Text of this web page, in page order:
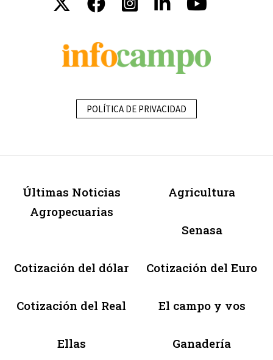
POLÍTICA DE PRIVACIDAD
Últimas Noticias
Agropecuarias
Agricultura
Senasa
Cotización del dólar Cotización del Euro
Cotización del Real El campo y vos
Ellas Ganadería